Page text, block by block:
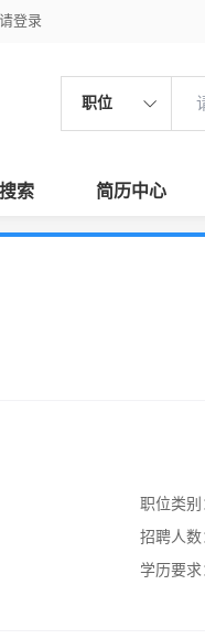
请登录
职位
索 简历中心
职位类别
招聘人数
学历要求